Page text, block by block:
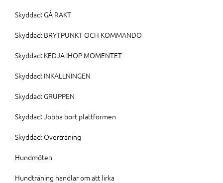
Skyddad: GÅ RAKT
Skyddad: BRYTPUNKT OCH KOMMANDO
Skyddad: KEDJA IHOP MOMENTET
Skyddad: INKALLNINGEN
Skyddad: GRUPPEN
Skyddad: Jobba bort plattformen
Skyddad: Överträning
Hundmöten
Hundträning handlar om att lirka